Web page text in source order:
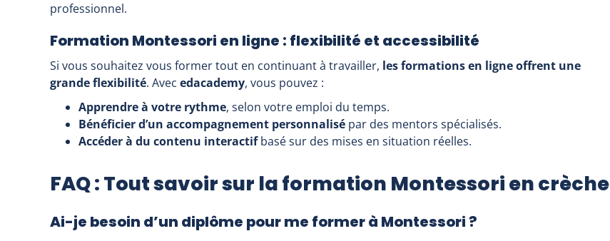
professionnel.
Formation Montessori en ligne : flexibilité et accessibilité
Si vous souhaitez vous former tout en continuant à travailler, les formations en ligne offrent une
grande flexibilité. Avec edacademy, vous pouvez :
Apprendre à votre rythme, selon votre emploi du temps.
Bénéficier d’un accompagnement personnalisé par des mentors spécialisés.
Accéder à du contenu interactifbasé sur des mises en situation réelles.
FAQ : Tout savoir sur la formation Montessori en crèche
Ai-je besoin d’un diplôme pour me former à Montessori ?